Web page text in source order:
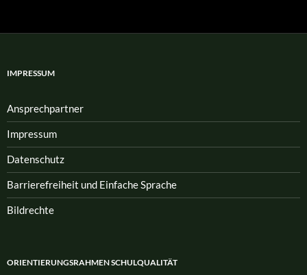
IMPRESSUM
Ansprech­partner
Impressum
Datenschutz
Barrierefreiheit und Einfache Sprache
Bildrechte
ORIENTIERUNGSRAHMEN SCHULQUALITÄT